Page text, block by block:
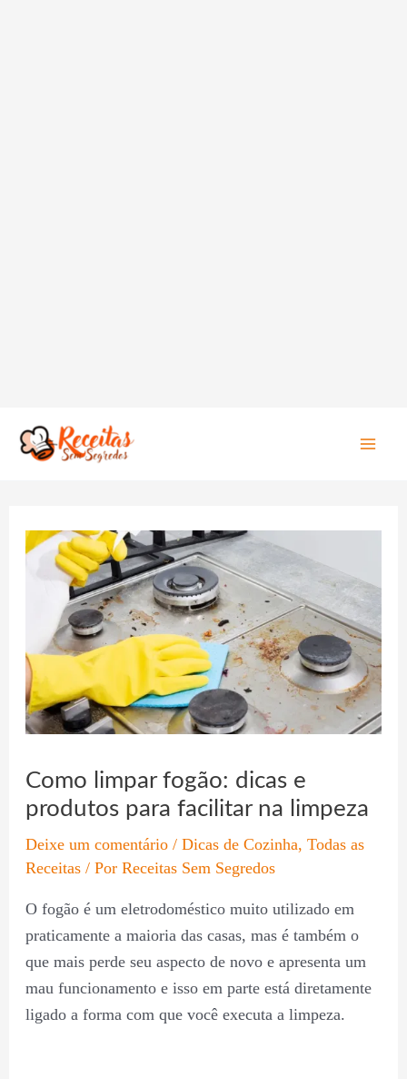
Como limpar fogão: dicas e
produtos para facilitar na limpeza
Deixe um comentário / Dicas de Cozinha, Todas as
Receitas/ Por Receitas Sem Segredos
O fogão é um eletrodoméstico muito utilizado em
praticamente a maioria das casas, mas é também o
que mais perde seu aspecto de novo e apresenta um
mau funcionamento e isso em parte está diretamente
ligado a forma com que você executa a limpeza.